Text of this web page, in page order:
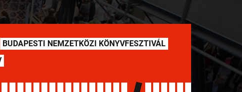
BUDAPESTI NEMZETKÖZI KÖNYVFESZTIVÁL